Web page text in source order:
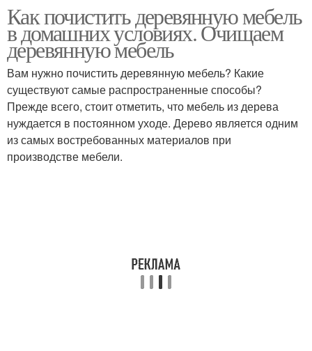
Как почистить деревянную мебель
в домашних условиях. Очищаем
деревянную мебель
Вам нужно почистить деревянную мебель? Какие
существуют самые распространенные способы?
Прежде всего, стоит отметить, что мебель из дерева
нуждается в постоянном уходе. Дерево является одним
из самых востребованных материалов при
производстве мебели.